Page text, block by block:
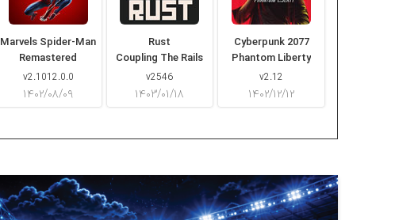
Marvels Spider-Man
Remastered
v2.1012.0.0
۱۴۰۲/۰۸/۰۹
Rust
Coupling The Rails
v2546
۱۴۰۳/۰۱/۱۸
Cyberpunk 2077
Phantom Liberty
v2.12
۱۴۰۲/۱۲/۱۲